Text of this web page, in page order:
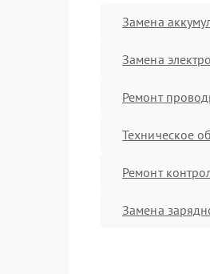
Замена
Замена
Ремонт
Техническое
Ремонт
Замена